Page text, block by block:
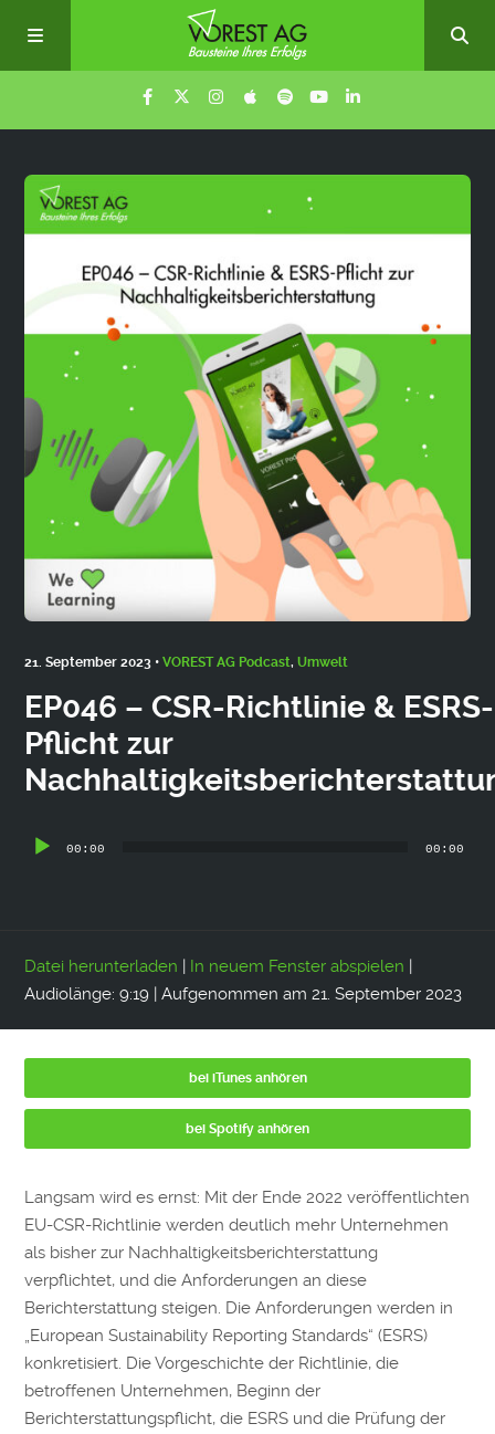
Episoden
Über uns
21. September 2023 •VOREST AG Podcast,Umwelt
EP046 – CSR-Richtlinie & ESRS-
Pflicht zur
Audio-
00:00 00:00
Datei herunterladen | In neuem Fenster abspielen |
Audiolänge: 9:19 |Aufgenommen am 21. September 2023
bei iTunes anhören
bei Spotify anhören
Langsam wird es ernst: Mit der Ende 2022 veröffentlichten
EU-CSR-Richtlinie werden deutlich mehr Unternehmen
als bisher zur Nachhaltigkeitsberichterstattung
verpflichtet, und die Anforderungen an diese
Berichterstattung steigen. Die Anforderungen werden in
„European Sustainability Reporting Standards“ (ESRS)
konkretisiert. Die Vorgeschichte der Richtlinie, die
betroffenen Unternehmen, Beginn der
Berichterstattungspflicht, die ESRS und die Prüfung der